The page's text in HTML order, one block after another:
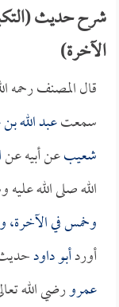
شرح حديث
الآخرة)
قال المصنف رحمه
سمعتعبد الله
شعيبعن أبيه عن
الله صلى الله
وخمس في الآخرة،
أوردأبو داود
عمرورضي الله